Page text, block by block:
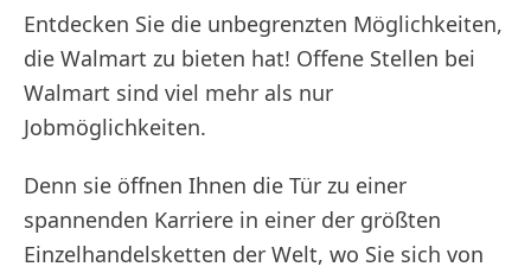
Entdecken Sie die unbegrenzten Möglichkeiten,
die Walmart zu bieten hat! Offene Stellen bei
Walmart sind viel mehr als nur
Jobmöglichkeiten.
Denn sie öffnen Ihnen die Tür zu einer
spannenden Karriere in einer der größten
Einzelhandelsketten der Welt, wo Sie sich von